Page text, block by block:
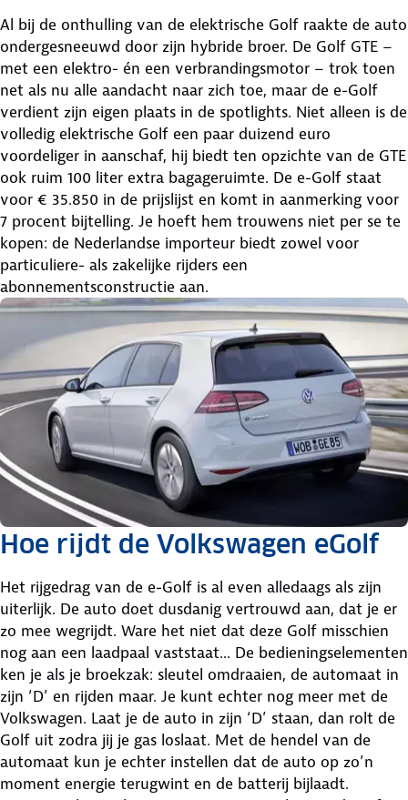
Al bij de onthulling van de elektrische Golf raakte de auto
ondergesneeuwd door zijn hybride broer. De Golf GTE –
met een elektro- én een verbrandingsmotor – trok toen
net als nu alle aandacht naar zich toe, maar de e-Golf
verdient zijn eigen plaats in de spotlights. Niet alleen is de
volledig elektrische Golf een paar duizend euro
voordeliger in aanschaf, hij biedt ten opzichte van de GTE
ook ruim 100 liter extra bagageruimte. De e-Golf staat
voor € 35.850 in de prijslijst en komt in aanmerking voor
7 procent bijtelling. Je hoeft hem trouwens niet per se te
kopen: de Nederlandse importeur biedt zowel voor
particuliere- als zakelijke rijders een
abonnementsconstructie aan.
Hoe rijdt de Volkswagen eGolf
Het rijgedrag van de e-Golf is al even alledaags als zijn
uiterlijk. De auto doet dusdanig vertrouwd aan, dat je er
zo mee wegrijdt. Ware het niet dat deze Golf misschien
nog aan een laadpaal vaststaat... De bedieningselementen
ken je als je broekzak: sleutel omdraaien, de automaat in
zijn ‘D’ en rijden maar. Je kunt echter nog meer met de
Volkswagen. Laat je de auto in zijn ‘D’ staan, dan rolt de
Golf uit zodra jij je gas loslaat. Met de hendel van de
automaat kun je echter instellen dat de auto op zo’n
moment energie terugwint en de batterij bijlaadt.